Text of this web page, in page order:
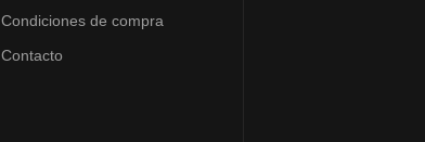
Condiciones de compra
Contacto